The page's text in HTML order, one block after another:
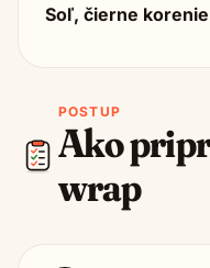
Soľ, čierne
POSTUP
Ako
wrap